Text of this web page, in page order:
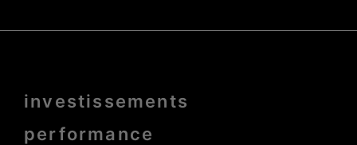
Menu
bold
investissements
performance